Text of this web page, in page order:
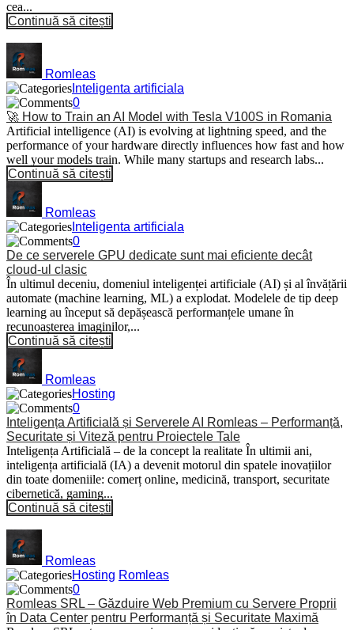
cea...
Continuă să citești
Romleas
Inteligenta artificiala
0
🚀 How to Train an AI Model with Tesla V100S in Romania
Artificial intelligence (AI) is evolving at lightning speed, and the
performance of your hardware directly influences how fast and how
well your models train. While many startups and research labs...
Continuă să citești
Romleas
Inteligenta artificiala
0
De ce serverele GPU dedicate sunt mai eficiente decât
cloud-ul clasic
În ultimul deceniu, domeniul inteligenței artificiale (AI) și al învățării
automate (machine learning, ML) a explodat. Modelele de tip deep
learning au început să depășească performanțele umane în
recunoașterea imaginilor,...
Continuă să citești
Romleas
Hosting
0
Inteligența Artificială și Serverele AI Romleas – Performanță,
Securitate și Viteză pentru Proiectele Tale
Inteligența Artificială – de la concept la realitate În ultimii ani,
inteligența artificială (IA) a devenit motorul din spatele inovațiilor
din toate domeniile: comerț online, medicină, transport, securitate
cibernetică, gaming...
Continuă să citești
Romleas
Hosting Romleas
0
Romleas SRL – Găzduire Web Premium cu Servere Proprii
în Data Center pentru Performanță și Securitate Maximă